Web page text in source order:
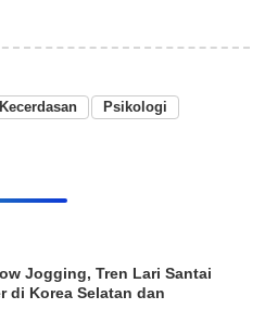
Kecerdasan
Psikologi
Jogging, Tren Lari Santai
di Korea Selatan dan